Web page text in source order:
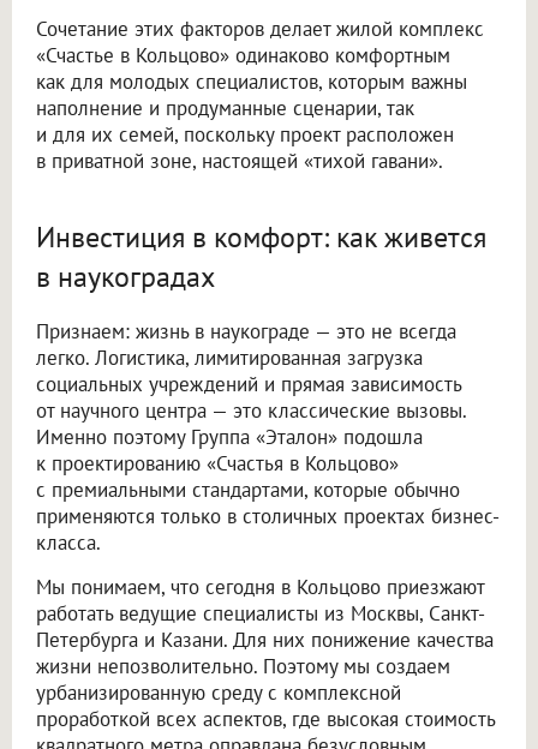
Сочетание этих факторов делает жилой комплекс
«Счастье в Кольцово» одинаково комфортным
как для молодых специалистов, которым важны
наполнение и продуманные сценарии, так
и для их семей, поскольку проект расположен
в приватной зоне, настоящей «тихой гавани».
Инвестиция в комфорт: как живется
в наукоградах
Признаем: жизнь в наукограде — это не всегда
легко. Логистика, лимитированная загрузка
социальных учреждений и прямая зависимость
от научного центра — это классические вызовы.
Именно поэтому Группа «Эталон» подошла
к проектированию «Счастья в Кольцово»
с премиальными стандартами, которые обычно
применяются только в столичных проектах бизнес-
класса.
Мы понимаем, что сегодня в Кольцово приезжают
работать ведущие специалисты из Москвы, Санкт-
Петербурга и Казани. Для них понижение качества
жизни непозволительно. Поэтому мы создаем
урбанизированную среду с комплексной
проработкой всех аспектов, где высокая стоимость